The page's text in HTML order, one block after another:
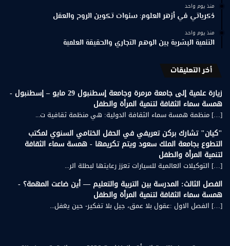
منذ يوم واحد
ذكرياتي في أزهر العلوم: سنوات تكوين الروح والعقل
منذ يوم واحد
التنمية البشرية بين الوهم التجاري والحقيقة العلمية
أخر التعليقات
زيارة علمية إلى جامعة مرمرة وجامعة إسطنبول 29 مايو – إسطنبول -
همسة سماء الثقافة لتنمية المرأة والطفل
[…] منظمة همسة سماء الثقافة الدولية: هي منظمة ثقافية ت...
"كيان" تشارك بركن تعريفي في الحفل الختامي السنوي لمكتب
التطوع بجامعة الملك سعود ويتم تكريمها - همسة سماء الثقافة
لتنمية المرأة والطفل
[…] التوكيلات العالمية للسيارات تعزز رعايتها لبطلة الر...
الفصل الثالث: المدرسة بين التربية والتعليم — أين ضاعت المهمة؟ -
همسة سماء الثقافة لتنمية المرأة والطفل
[…] الفصل الاول :عقول بلا عمق، جيل بلا تفكير- حين يغفل...